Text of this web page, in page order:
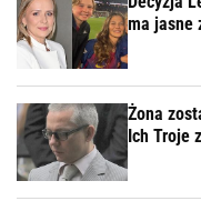
ma jasne
Żona
Ich Troje